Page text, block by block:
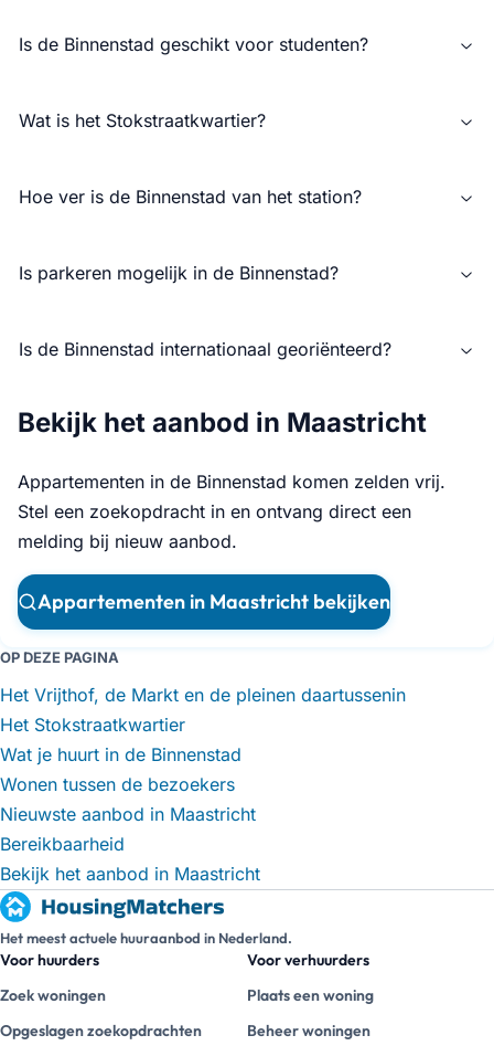
Is de Binnenstad geschikt voor studenten?
Wat is het Stokstraatkwartier?
Hoe ver is de Binnenstad van het station?
Is parkeren mogelijk in de Binnenstad?
Is de Binnenstad internationaal georiënteerd?
Bekijk het aanbod in Maastricht
Appartementen in de Binnenstad komen zelden vrij.
Stel een zoekopdracht in en ontvang direct een
melding bij nieuw aanbod.
Appartementen in Maastricht bekijken
OP DEZE PAGINA
Het Vrijthof, de Markt en de pleinen daartussenin
Het Stokstraatkwartier
Wat je huurt in de Binnenstad
Wonen tussen de bezoekers
Nieuwste aanbod in Maastricht
Bereikbaarheid
Bekijk het aanbod in Maastricht
Het meest actuele huuraanbod in Nederland.
Voor huurders
Zoek woningen
Opgeslagen zoekopdrachten
Voor verhuurders
Plaats een woning
Beheer woningen